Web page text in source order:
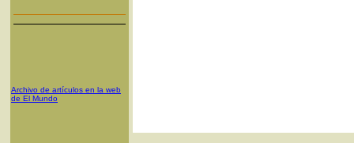
Archivo de artículos en la web
de El Mundo